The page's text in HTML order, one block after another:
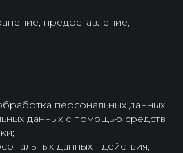
предоставление,
персональных данных
данных с помощью средств
данных - действия,